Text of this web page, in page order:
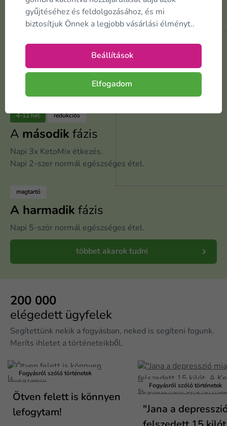
Szeretnefogyni?
Napi 5x KetoMix étkezés
és egyéb engedélyezett élelmiszerek.
4-12 hét redukciós
A második fázis
Napi 3x KetoMix étkezés.
Napi 2-szer normál egészséges étel.
magtartó
A harmadik fázis
Napi 5-ször normál egészséges étel.
többet akarok tudni
200 000
elégedett ügyfelek
Segítettünk nekik a fogyásban, neked is segíteni fogunk.
Meríts ihletet a történeteikből.
Fogyásról szóló történetek
Ötven felett is könnyen
lefogytam!
Fogyásról szóló történetek
"Jana a
gyűjtéséhez és feldolgozásához, és mi
biztosítjuk Önnek a legjobb vásárlási élményt..
Beállítások
Elfogadom